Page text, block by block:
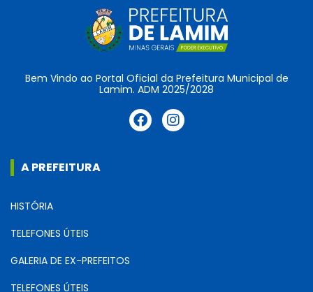
Bem Vindo ao Portal Oficial da Prefeitura Municipal de
Lamim. ADM 2025/2028
A PREFEITURA
HISTÓRIA
TELEFONES ÚTEIS
GALERIA DE EX-PREFEITOS
TELEFONES ÚTEIS